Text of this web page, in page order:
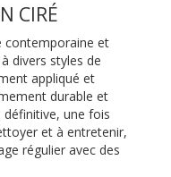
CIRÉ
contemporaine et
divers styles de
appliqué et
durable et
définitive, une fois
et à entretenir,
régulier avec des